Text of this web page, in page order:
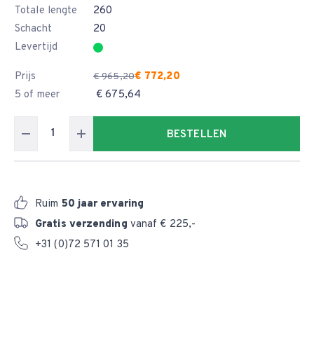
Totale lengte
260
Schacht
20
Levertijd
Prijs € 965,20€ 772,20
5 of meer
€ 675,64
BESTELLEN
Ruim 50 jaar ervaring
Gratis verzending vanaf € 225,-
+31 (0)72 571 01 35